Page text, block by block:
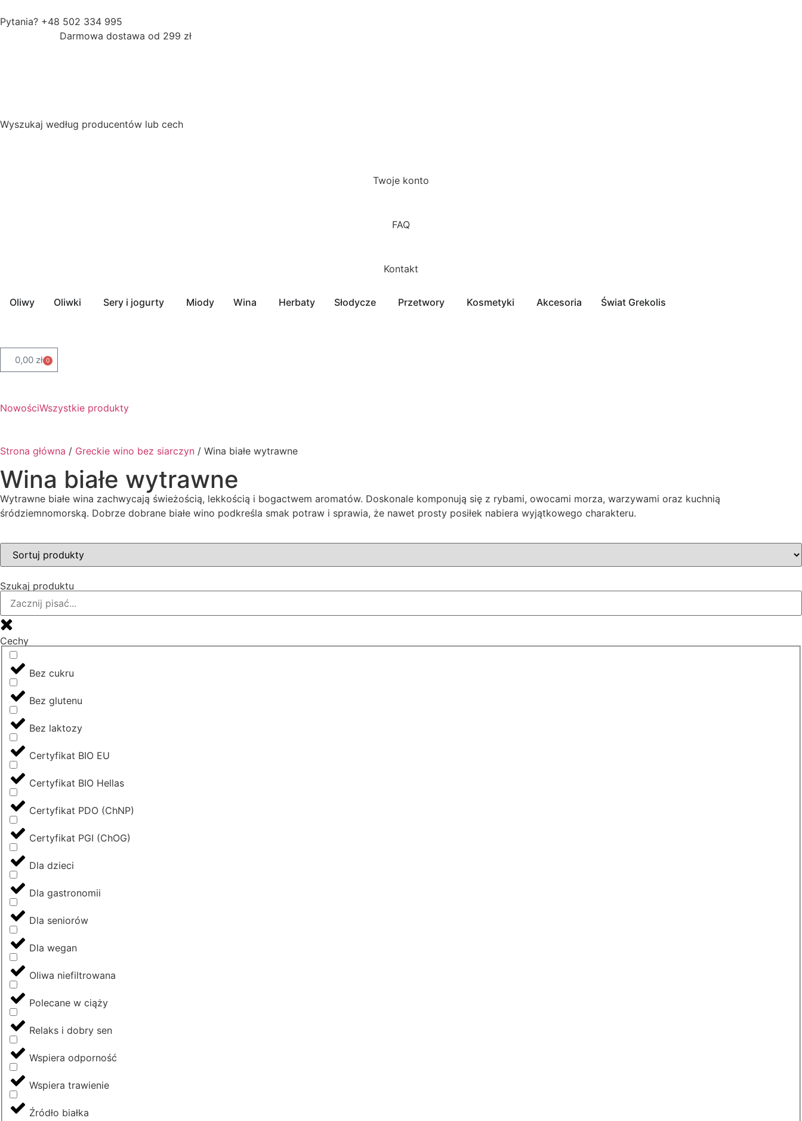
Pytania? +48 502 334 995
Darmowa dostawa od 299 zł
Wyszukaj według producentów lub cech
Twoje konto
FAQ
Kontakt
Oliwy Oliwki Sery i jogurty Miody Wina Herbaty Słodycze Przetwory Kosmetyki Akcesoria Świat Grekolis
0,00 zł 0
NowościWszystkie produkty
Strona główna / Greckie wino bez siarczyn / Wina białe wytrawne
Wina białe wytrawne
Wytrawne białe wina zachwycają świeżością, lekkością i bogactwem aromatów. Doskonale komponują się z rybami, owocami morza, warzywami oraz kuchnią
śródziemnomorską. Dobrze dobrane białe wino podkreśla smak potraw i sprawia, że nawet prosty posiłek nabiera wyjątkowego charakteru.
Szukaj produktu
Cechy
Bez cukru
Bez glutenu
Bez laktozy
Certyfikat BIO EU
Certyfikat BIO Hellas
Certyfikat PDO (ChNP)
Certyfikat PGI (ChOG)
Dla dzieci
Dla gastronomii
Dla seniorów
Dla wegan
Oliwa niefiltrowana
Polecane w ciąży
Relaks i dobry sen
Wspiera odporność
Wspiera trawienie
Źródło białka